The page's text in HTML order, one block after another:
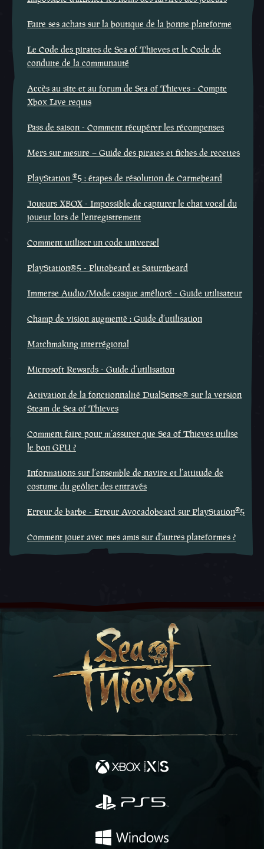
Faire ses achats sur la boutique de la bonne plateforme
Le Code des pirates de Sea of Thieves et le Code de
conduite de la communauté
Accès au site et au forum de Sea of Thieves - Compte
Xbox Live requis
Pass de saison - Comment récupérer les récompenses
Mers sur mesure – Guide des pirates et fiches de recettes
PlayStation ®5 : étapes de résolution de Carmebeard
Joueurs XBOX - Impossible de capturer le chat vocal du
joueur lors de l'enregistrement
Comment utiliser un code universel
PlayStation®5 - Plutobeard et Saturnbeard
Immerse Audio/Mode casque amélioré - Guide utilisateur
Champ de vision augmenté : Guide d’utilisation
Matchmaking interrégional
Microsoft Rewards - Guide d’utilisation
Activation de la fonctionnalité DualSense® sur la version
Steam de Sea of Thieves
Comment faire pour m’assurer que Sea of Thieves utilise
le bon GPU ?
Informations sur l’ensemble de navire et l’attitude de
costume du geôlier des entravés
Erreur de barbe - Erreur Avocadobeard sur PlayStation®5
Comment jouer avec mes amis sur d'autres plateformes ?